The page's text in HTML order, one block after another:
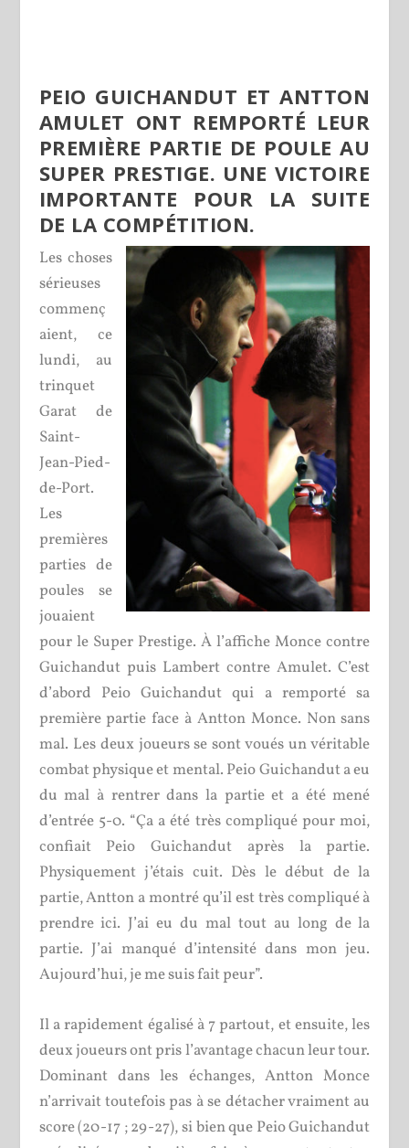
PEIO GUICHANDUT ET ANTTON
AMULET ONT REMPORTÉ LEUR
PREMIÈRE PARTIE DE POULE AU
SUPER PRESTIGE. UNE VICTOIRE
IMPORTANTE POUR LA SUITE
DE LA COMPÉTITION.
Les choses
sérieuses
commenç
aient, ce
lundi, au
trinquet
Garat de
Saint-
Jean-Pied-
de-Port.
Les
premières
parties de
poules se
jouaient
pour le Super Prestige. À l’affiche Monce contre
Guichandut puis Lambert contre Amulet. C’est
d’abord Peio Guichandut qui a remporté sa
première partie face à Antton Monce. Non sans
mal. Les deux joueurs se sont voués un véritable
combat physique et mental. Peio Guichandut a eu
du mal à rentrer dans la partie et a été mené
d’entrée 5-0. “Ça a été très compliqué pour moi,
confiait Peio Guichandut après la partie.
Physiquement j’étais cuit. Dès le début de la
partie, Antton a montré qu’il est très compliqué à
prendre ici. J’ai eu du mal tout au long de la
partie. J’ai manqué d’intensité dans mon jeu.
Aujourd’hui, je me suis fait peur”.
Il a rapidement égalisé à 7 partout, et ensuite, les
deux joueurs ont pris l’avantage chacun leur tour.
Dominant dans les échanges, Antton Monce
n’arrivait toutefois pas à se détacher vraiment au
score (20-17 ; 29-27), si bien que Peio Guichandut